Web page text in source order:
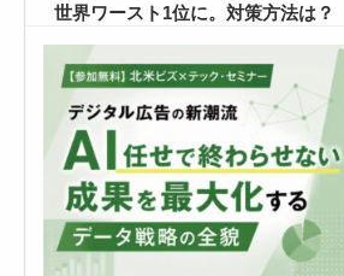
世界ワースト1位に。対策方法は？